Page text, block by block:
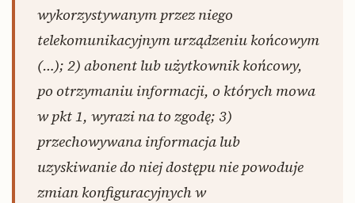
wykorzystywanym przez niego
telekomunikacyjnym urządzeniu końcowym
(…); 2) abonent lub użytkownik końcowy,
po otrzymaniu informacji, o których mowa
w pkt 1, wyrazi na to zgodę; 3)
przechowywana informacja lub
uzyskiwanie do niej dostępu nie powoduje
zmian konfiguracyjnych w